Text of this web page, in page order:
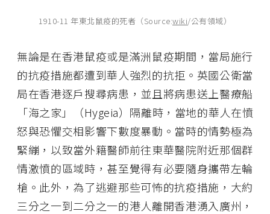
1910-11 年東北鼠疫的死者（Source:wiki/公有領域）
無論是在香港鼠疫或是滿洲鼠疫期間，當局施行
的抗疫措施都遭到華人強烈的抗拒。英國公衛當
局在香港逐戶搜尋病患，並且將病患送上醫療船
「海之家」（Hygeia）隔離時，當地的華人在憤
怒與恐懼交相影響下數度暴動。當時的情勢極為
緊繃，以致當外籍醫師前往東華醫院附近那個群
情激憤的區域時，甚至覺得有必要隨身攜帶左輪
槍。此外，為了逃避那些可怖的抗疫措施，大約
三分之一到二分之一的港人離開香港湧入廣州，